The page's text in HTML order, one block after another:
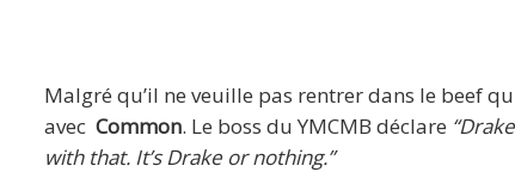
Malgré qu’il ne veuille pas rentrer dans le beef
avec Common. Le boss du YMCMB déclare
with that. It’s Drake or nothing.”